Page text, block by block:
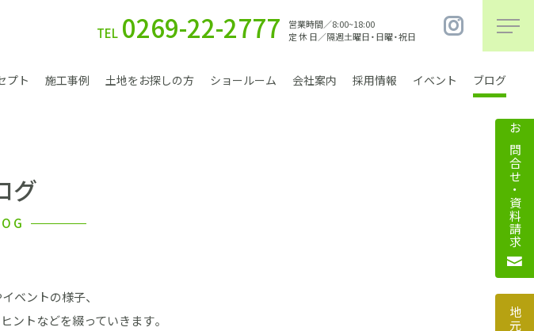
TEL 0269-22-2777
営業時間／8:00~18:00
定 休 日／隔週土曜日・日曜・祝日
プト 施工事例 土地をお探しの方 ショールーム 会社案内 採用情報 イベント ブログ
会社案内
グ
ベントの様子、
ントなどを綴っていきます。
お問合せ・資料請求